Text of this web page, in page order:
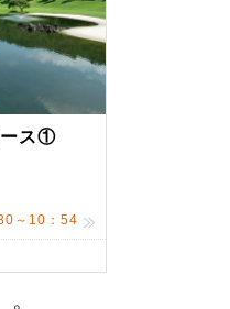
ース①
～10：54